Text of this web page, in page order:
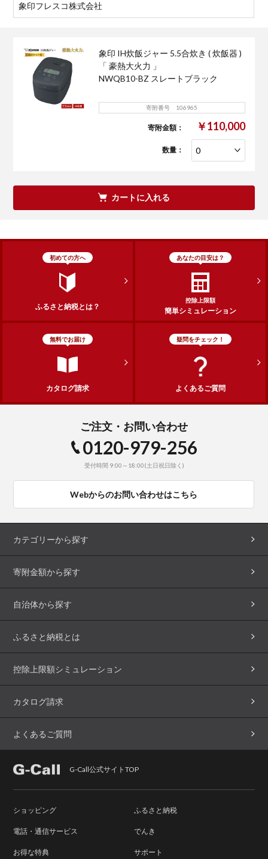
象印フレスコ株式会社
象印 IH炊飯ジャー 5.5合炊き ( 炊飯器 )
「 豪熱大火力 」
NWQB10-BZ スレートブラック
寄附番号 106965
寄附金額： ￥110,000
数量：
カートに入れる
初めての方へ
ふるさと納税とは？
あなたの目安は？
控除上限額
簡単シミュレーション
無料でお届け
カタログ請求
疑問をチェック！
よくあるご質問
ご注文・お問い合わせ
0120-979-256
受付時間 9:00～18:00(土日祝日除く)
Webからのお問い合わせはこちら
カテゴリーから探す
寄附金額から探す
自治体から探す
ふるさと納税とは
控除上限額シミュレーション
カタログ請求
よくあるご質問
G-Call公式サイトTOP
ショッピング ふるさと納税
電話・通信サービス でんき
お得な特典 サポート